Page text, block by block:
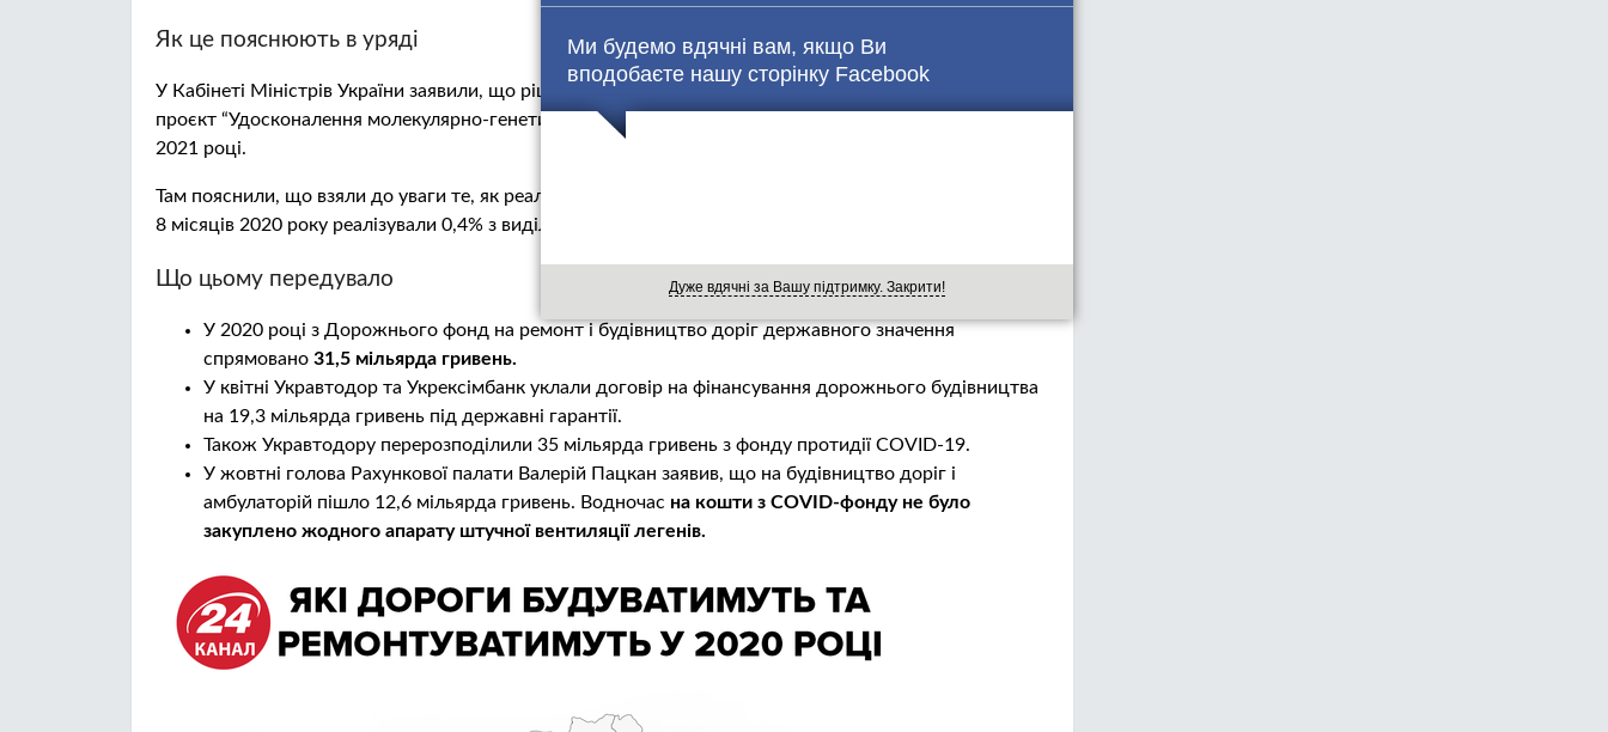
Ми будемо вдячні вам, якщо Ви
вподобаєте нашу сторінку Facebook
Дуже вдячні за Вашу підтримку. Закрити!
Як це пояснюють в уряді
У Кабінеті Міністрів України заявили, що рішення про перерозподіл грошей дозволить завершити
проєкт “Удосконалення молекулярно-генетичної діагностики онкологічних захворювань в Україні” у
2021 році.
Там пояснили, що взяли до уваги те, як реалізація цього проєкту відбувалася цього року. Мовляв, за
8 місяців 2020 року реалізували 0,4% з виділених грошей.
Що цьому передувало
У 2020 році з Дорожнього фонд на ремонт і будівництво доріг державного значення
спрямовано 31,5 мільярда гривень.
У квітні Укравтодор та Укрексімбанк уклали договір на фінансування дорожнього будівництва
на 19,3 мільярда гривень під державні гарантії.
Також Укравтодору перерозподілили 35 мільярда гривень з фонду протидії COVID-19.
У жовтні голова Рахункової палати Валерій Пацкан заявив, що на будівництво доріг і
амбулаторій пішло 12,6 мільярда гривень. Водночас на кошти з COVID-фонду не було
закуплено жодного апарату штучної вентиляції легенів.